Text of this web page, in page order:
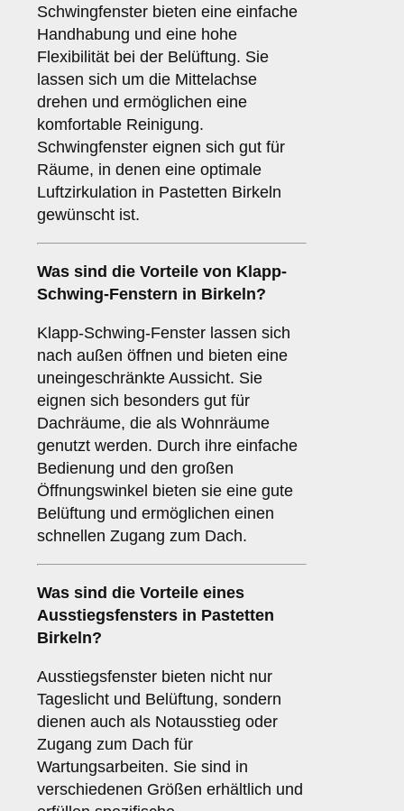
Schwingfenster bieten eine einfache
Handhabung und eine hohe
Flexibilität bei der Belüftung. Sie
lassen sich um die Mittelachse
drehen und ermöglichen eine
komfortable Reinigung.
Schwingfenster eignen sich gut für
Räume, in denen eine optimale
Luftzirkulation in Pastetten Birkeln
gewünscht ist.
Was sind die Vorteile von Klapp-
Schwing-Fenstern in Birkeln?
Klapp-Schwing-Fenster lassen sich
nach außen öffnen und bieten eine
uneingeschränkte Aussicht. Sie
eignen sich besonders gut für
Dachräume, die als Wohnräume
genutzt werden. Durch ihre einfache
Bedienung und den großen
Öffnungswinkel bieten sie eine gute
Belüftung und ermöglichen einen
schnellen Zugang zum Dach.
Was sind die Vorteile eines
Ausstiegsfensters in Pastetten
Birkeln?
Ausstiegsfenster bieten nicht nur
Tageslicht und Belüftung, sondern
dienen auch als Notausstieg oder
Zugang zum Dach für
Wartungsarbeiten. Sie sind in
verschiedenen Größen erhältlich und